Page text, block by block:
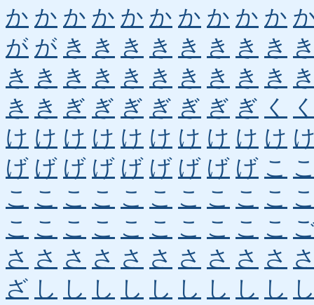
か か か か か か か か か か
が が き き き き き き き き
き き き き き き き き き き
き き ぎ ぎ ぎ ぎ ぎ ぎ ぎ く
け け け け け け け け け け
げ げ げ げ げ げ げ げ げ こ
こ こ こ こ こ こ こ こ こ こ
こ こ こ こ こ こ こ こ こ こ
さ さ さ さ さ さ さ さ さ さ
ざ し し し し し し し し し